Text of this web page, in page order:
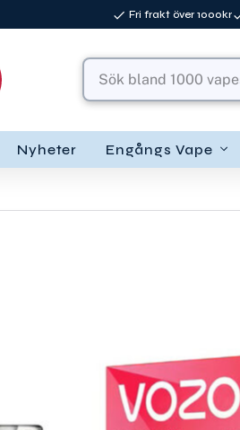
Fri frakt över 1000kr
Nyheter Engångs Vape